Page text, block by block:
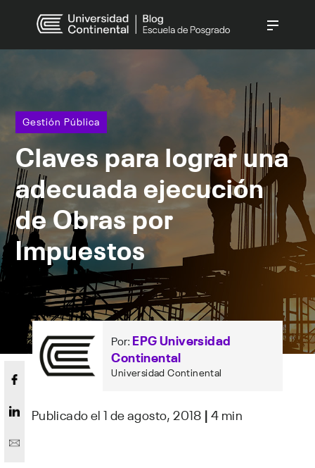
CATEGORÍAS
Gestión Pública
Derecho(138)
Gestión Humana
Innovación Digital
(70)
Ver todo
Gestión Pública
Claves para lograr una
adecuada ejecución
de Obras por
Impuestos
Por: EPG Universidad
Continental
Universidad Continental
Publicado el 1 de agosto, 2018 | 4 min